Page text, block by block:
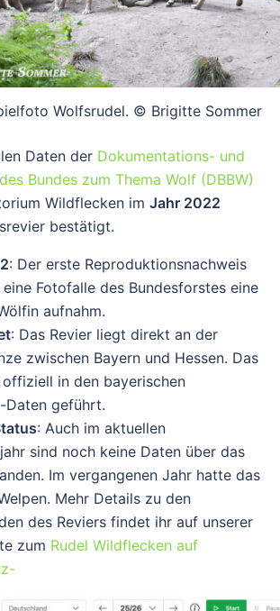
Wolfsrudel. © Brigitte Sommer
Daten der Dokumentations- und
Bundes zum Thema Wolf (DBBW)
Wildflecken im Jahr 2022
bestätigt.
: Der erste Reproduktionsnachweis
Fotofalle des Bundesforstes eine
aufnahm.
: Das Revier liegt direkt an der
zwischen Bayern und Hessen. Das
in den bayerischen
Daten geführt.
: Auch im aktuellen
sind noch keine Daten über das
Im vergangenen Jahr hatte das
Mehr Details zu den
des Reviers findet ihr auf unserer
zum Rudel Wildflecken auf